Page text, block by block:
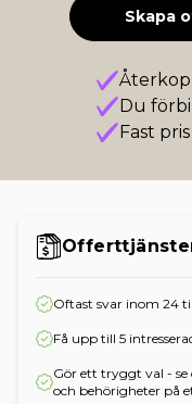
Skapa
Du
Fast
Oftast svar inom 24
Få upp till 5
Gör ett tryggt val - se
och behörigheter på